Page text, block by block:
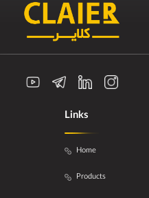
Links
Home
Products